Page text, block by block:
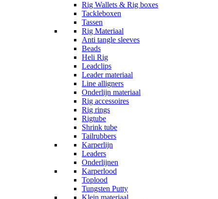
Rig Wallets & Rig boxes
Tackleboxen
Tassen
Rig Materiaal
Anti tangle sleeves
Beads
Heli Rig
Leadclips
Leader materiaal
Line alligners
Onderlijn materiaal
Rig accessoires
Rig rings
Rigtube
Shrink tube
Tailrubbers
Karperlijn
Leaders
Onderlijnen
Karperlood
Toplood
Tungsten Putty
Klein materiaal